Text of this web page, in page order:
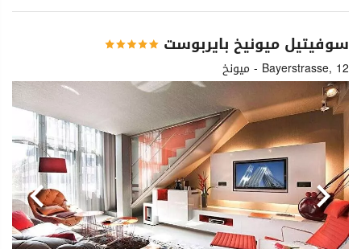
سوفيتيل ميونيخ بايربوست
Bayerstrasse, 12 - ميونخ
السابق